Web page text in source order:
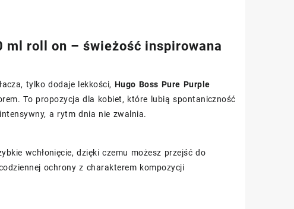
ml roll on – świeżość inspirowana
tylko dodaje lekkości, Hugo Boss Pure Purple
To propozycja dla kobiet, które lubią spontaniczność
a rytm dnia nie zwalnia.
wchłonięcie, dzięki czemu możesz przejść do
ochrony z charakterem kompozycji